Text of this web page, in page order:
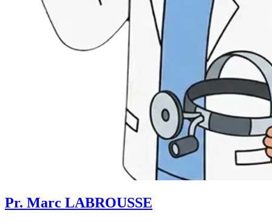
Pr. Marc LABROUSSE